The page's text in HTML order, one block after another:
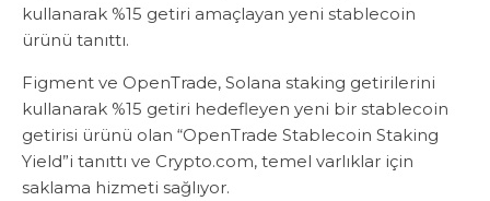
kullanarak %15 getiri amaçlayan yeni stablecoin
ürünü tanıttı.
Figment ve OpenTrade, Solana staking getirilerini
kullanarak %15 getiri hedefleyen yeni bir stablecoin
getirisi ürünü olan “OpenTrade Stablecoin Staking
Yield”i tanıttı ve Crypto.com, temel varlıklar için
saklama hizmeti sağlıyor.